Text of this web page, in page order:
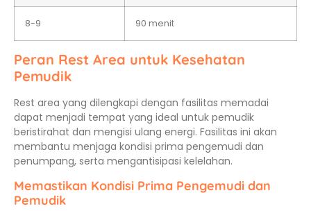
8-9 90 menit
Peran Rest Area untuk Kesehatan
Pemudik
Rest area yang dilengkapi dengan fasilitas memadai
dapat menjadi tempat yang ideal untuk pemudik
beristirahat dan mengisi ulang energi. Fasilitas ini akan
membantu menjaga kondisi prima pengemudi dan
penumpang, serta mengantisipasi kelelahan.
Memastikan Kondisi Prima Pengemudi dan
Pemudik